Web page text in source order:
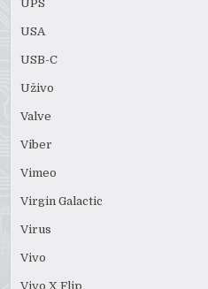
UPS
USA
USB-C
Uživo
Valve
Viber
Vimeo
Virgin Galactic
Virus
Vivo
Vivo X Flip